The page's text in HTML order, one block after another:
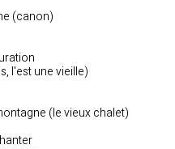
(canon)
l'est une vieille)
(le vieux chalet)